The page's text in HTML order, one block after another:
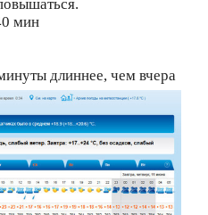
мин
длиннее, чем вчера